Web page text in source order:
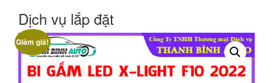
Dịch vụ lắp đặt
Giảm giá!